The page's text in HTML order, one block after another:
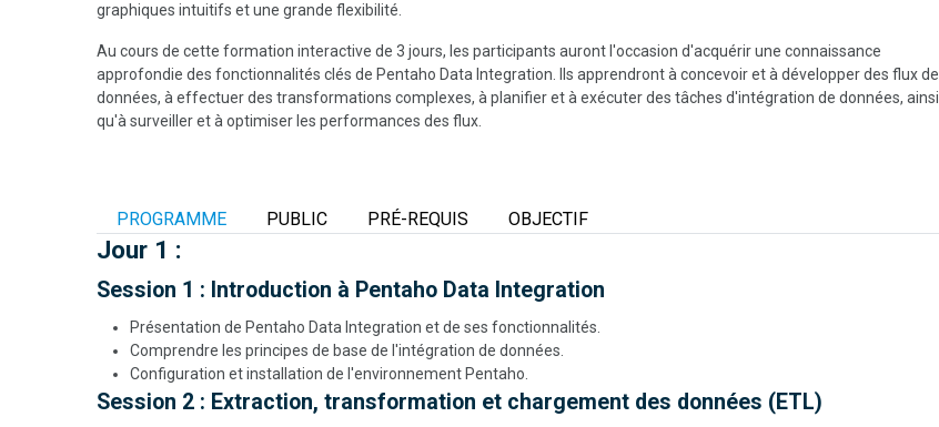
graphiques intuitifs et une grande flexibilité.
Au cours de cette formation interactive de 3 jours, les participants auront l'occasion d'acquérir une connaissance
approfondie des fonctionnalités clés de Pentaho Data Integration. Ils apprendront à concevoir et à développer des flux de
données, à effectuer des transformations complexes, à planifier et à exécuter des tâches d'intégration de données, ainsi
qu'à surveiller et à optimiser les performances des flux.
PROGRAMME PUBLIC PRÉ-REQUIS OBJECTIF
Jour 1 :
Session 1 : Introduction à Pentaho Data Integration
Présentation de Pentaho Data Integration et de ses fonctionnalités.
Comprendre les principes de base de l'intégration de données.
Configuration et installation de l'environnement Pentaho.
Session 2 : Extraction, transformation et chargement des données (ETL)